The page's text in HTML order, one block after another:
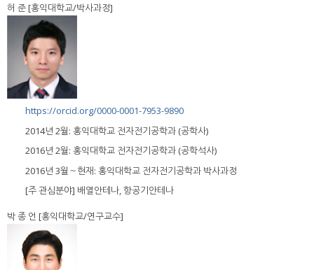
허 준 [홍익대학교/박사과정]
https://orcid.org/0000-0001-7953-9890
2014년 2월: 홍익대학교 전자전기공학과 (공학사)
2016년 2월: 홍익대학교 전자전기공학과 (공학석사)
2016년 3월～현재: 홍익대학교 전자전기공학과 박사과정
[주 관심분야] 배열안테나, 항공기안테나
박 종 언 [홍익대학교/연구교수]